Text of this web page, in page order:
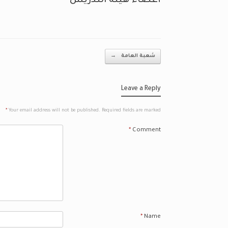
Post navigation
شعبة العامة →
Leave a Reply
Your email address will not be published. Required fields are marked
*
Comment
*
Name
*